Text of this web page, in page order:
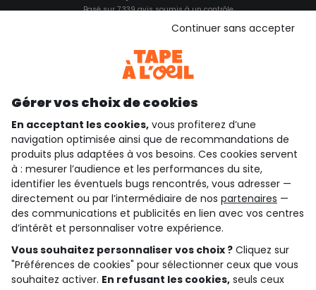
Basé sur 7 339 avis soumis à un contrôle
Consulter les CGU
qui sommes-nous ?
besoin d'aide ?
le club fidélité
notre catalogue
Gérer vos choix de cookies
En acceptant les cookies, vous profiterez d’une
navigation optimisée ainsi que de recommandations de
produits plus adaptées à vos besoins. Ces cookies servent
à : mesurer l’audience et les performances du site,
identifier les éventuels bugs rencontrés, vous adresser —
directement ou par l’intermédiaire de nos partenaires —
des communications et publicités en lien avec vos centres
d’intérêt et personnaliser votre expérience.
Vous souhaitez personnaliser vos choix ? Cliquez sur
"Préférences de cookies" pour sélectionner ceux que vous
souhaitez activer. En refusant les cookies, seuls ceux
Continuer sans accepter